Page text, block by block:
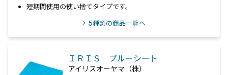
短期間使用の使い捨てタイプです。
5種類の商品一覧へ
ＩＲＩＳ ブルーシート
アイリスオーヤマ（株）